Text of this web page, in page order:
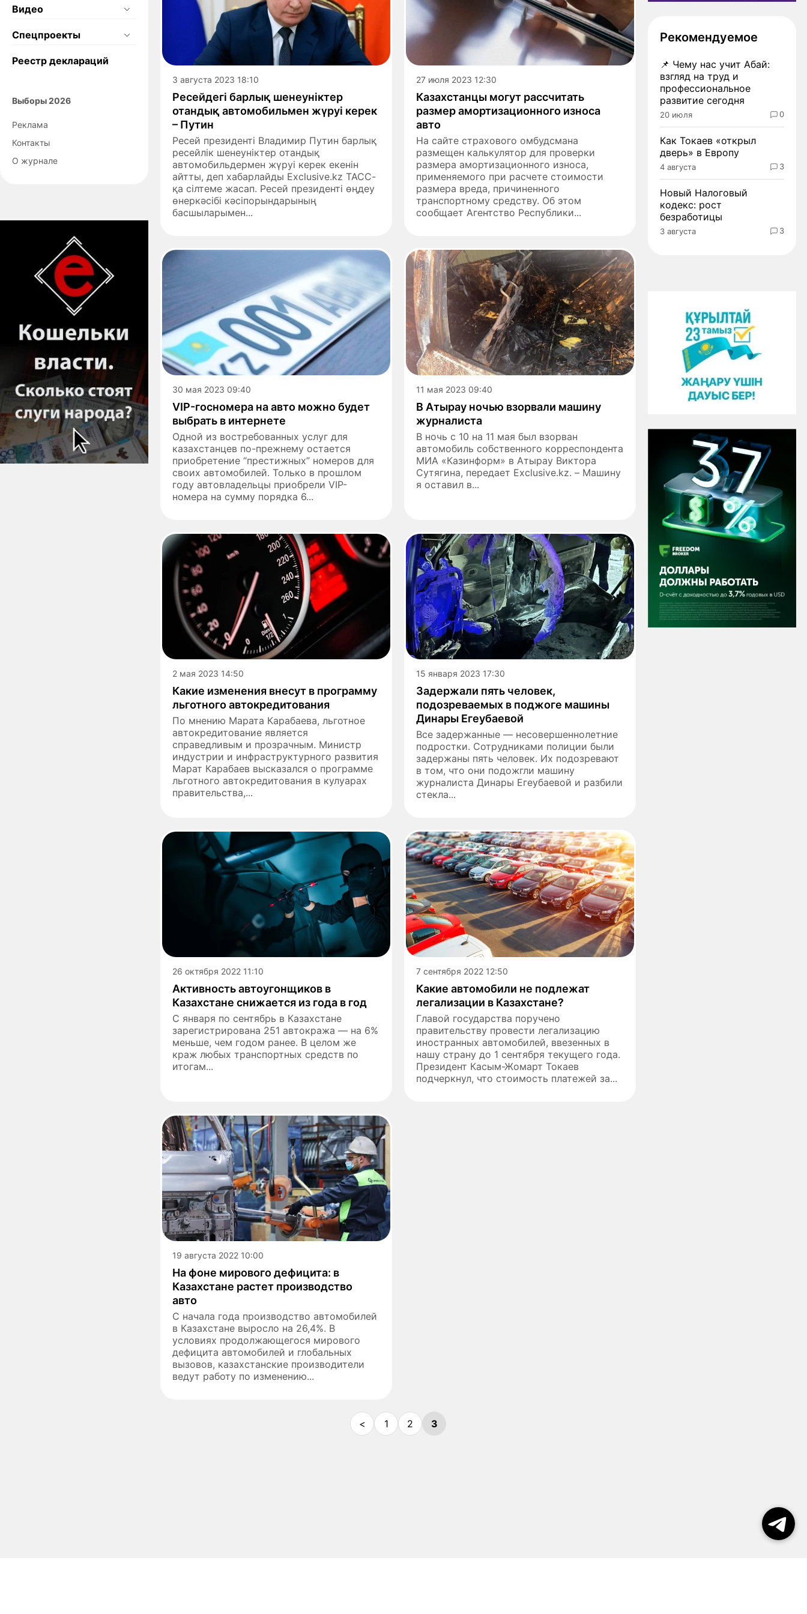
Видео
Спецпроекты
Реестр деклараций
Выборы 2026
Реклама
Контакты
О журнале
3 августа 2023 18:10
Ресейдегі барлық шенеуніктер
отандық автомобильмен жүруі керек
– Путин
Ресей президенті Владимир Путин барлық
ресейлік шенеуніктер отандық
автомобильдермен жүруі керек екенін
айтты, деп хабарлайды Exclusive.kz ТАСС-
қа сілтеме жасап. Ресей президенті өңдеу
өнеркәсібі кәсіпорындарының
басшыларымен...
27 июля 2023 12:30
Казахстанцы могут рассчитать
размер амортизационного износа
авто
На сайте страхового омбудсмана
размещен калькулятор для проверки
размера амортизационного износа,
применяемого при расчете стоимости
размера вреда, причиненного
транспортному средству. Об этом
сообщает Агентство Республики...
30 мая 2023 09:40
VIP-госномера на авто можно будет
выбрать в интернете
Одной из востребованных услуг для
казахстанцев по-прежнему остается
приобретение “престижных” номеров для
своих автомобилей. Только в прошлом
году автовладельцы приобрели VIP-
номера на сумму порядка 6...
11 мая 2023 09:40
В Атырау ночью взорвали машину
журналиста
В ночь с 10 на 11 мая был взорван
автомобиль собственного корреспондента
МИА «Казинформ» в Атырау Виктора
Сутягина, передает Exclusive.kz. – Машину
я оставил в...
2 мая 2023 14:50
Какие изменения внесут в программу
льготного автокредитования
По мнению Марата Карабаева, льготное
автокредитование является
справедливым и прозрачным. Министр
индустрии и инфраструктурного развития
Марат Карабаев высказался о программе
льготного автокредитования в кулуарах
правительства,...
15 января 2023 17:30
Задержали пять человек,
подозреваемых в поджоге машины
Динары Егеубаевой
Все задержанные — несовершеннолетние
подростки. Сотрудниками полиции были
задержаны пять человек. Их подозревают
в том, что они подожгли машину
журналиста Динары Егеубаевой и разбили
стекла...
26 октября 2022 11:10
Активность автоугонщиков в
Казахстане снижается из года в год
С января по сентябрь в Казахстане
зарегистрирована 251 автокража — на 6%
меньше, чем годом ранее. В целом же
краж любых транспортных средств по
итогам...
7 сентября 2022 12:50
Какие автомобили не подлежат
легализации в Казахстане?
Главой государства поручено
правительству провести легализацию
иностранных автомобилей, ввезенных в
нашу страну до 1 сентября текущего года.
Президент Касым-Жомарт Токаев
подчеркнул, что стоимость платежей за...
19 августа 2022 10:00
На фоне мирового дефицита: в
Казахстане растет производство
авто
С начала года производство автомобилей
в Казахстане выросло на 26,4%. В
условиях продолжающегося мирового
дефицита автомобилей и глобальных
вызовов, казахстанские производители
ведут работу по изменению...
< 1 2 3
Рекомендуемое
📌 Чему нас учит Абай:
взгляд на труд и
профессиональное
развитие сегодня
20 июля 0
Как Токаев «открыл
дверь» в Европу
4 августа 3
Новый Налоговый
кодекс: рост
безработицы
3 августа 3